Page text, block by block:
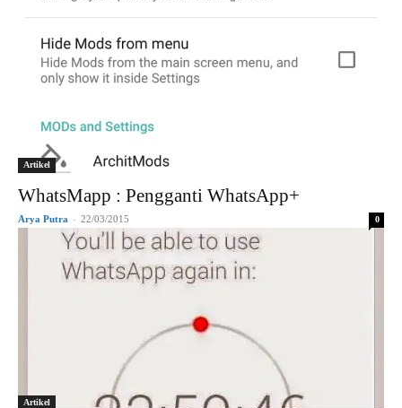
Artikel
WhatsMapp : Pengganti WhatsApp+
Arya Putra - 22/03/2015 0
Artikel